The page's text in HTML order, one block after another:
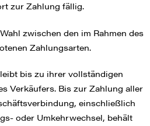
zur Zahlung fällig.
zwischen den im Rahmen des
Zahlungsarten.
bis zu ihrer vollständigen
Verkäufers. Bis zur Zahlung aller
einschließlich
oder Umkehrwechsel, behält